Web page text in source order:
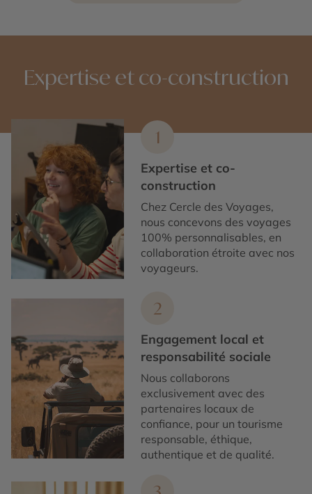
Expertise et co-construction
1
Expertise et co-
construction
Chez Cercle des Voyages,
nous concevons des voyages
100% personnalisables, en
collaboration étroite avec nos
voyageurs.
2
Engagement local et
responsabilité sociale
Nous collaborons
exclusivement avec des
partenaires locaux de
confiance, pour un tourisme
responsable, éthique,
authentique et de qualité.